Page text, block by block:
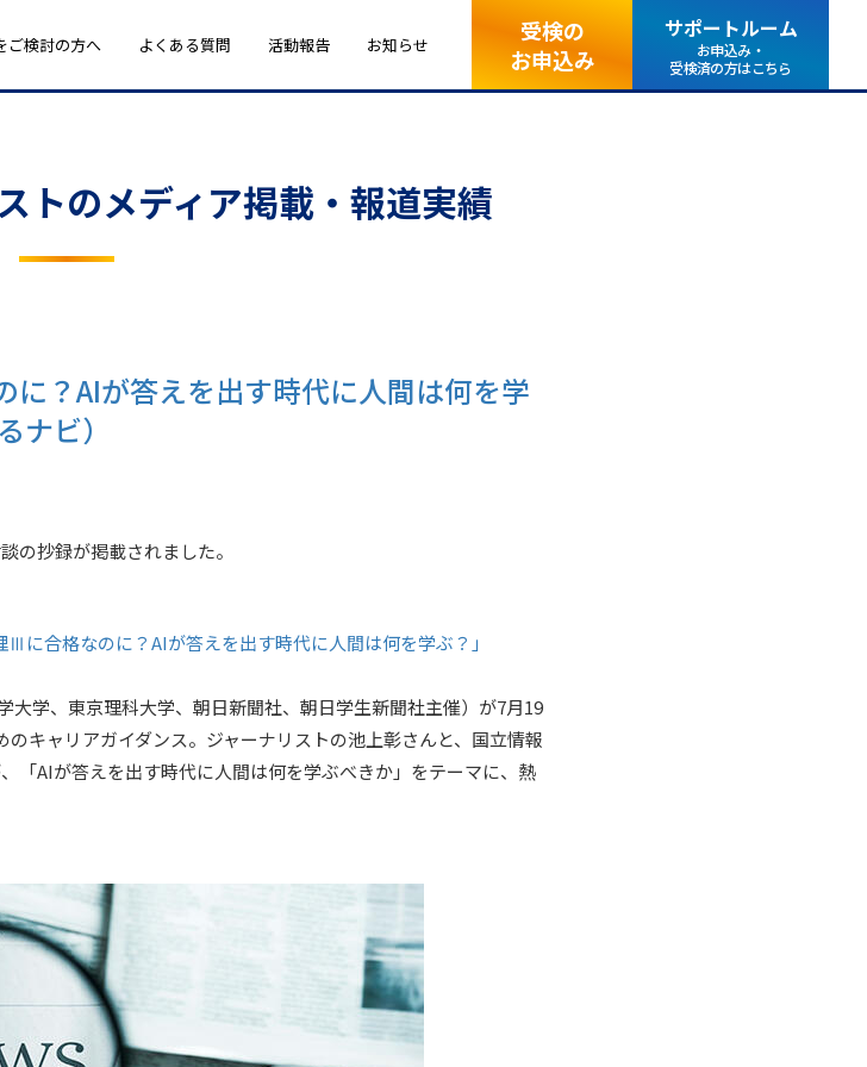
ご検討の方へ よくある質問 活動報告 お知らせ
受検の
お申込み
サポートルーム
お申込み・
受検済の方はこちら
トのメディア掲載・報道実績
に？AIが答えを出す時代に人間は何を学
ナビ）
の抄録が掲載されました。
に合格なのに？AIが答えを出す時代に人間は何を学ぶ？」
学、東京理科大学、朝日新聞社、朝日学生新聞社主催）が7月19
キャリアガイダンス。ジャーナリストの池上彰さんと、国立情報
「AIが答えを出す時代に人間は何を学ぶべきか」をテーマに、熱